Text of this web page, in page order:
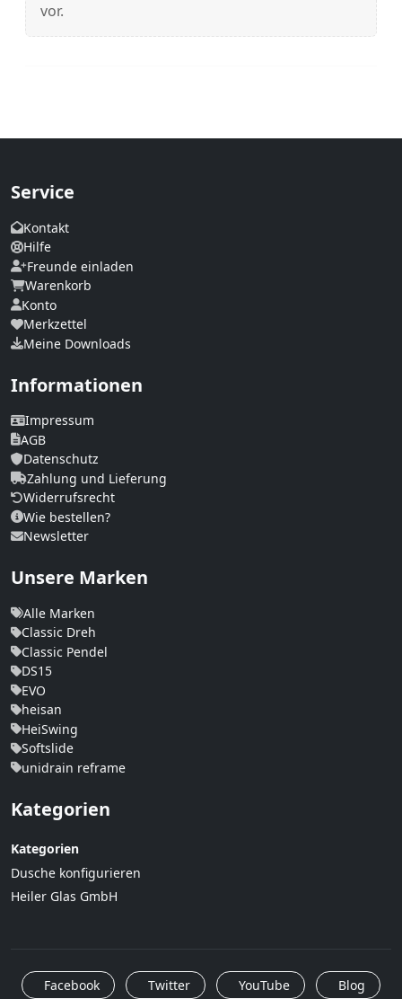
vor.
Service
Kontakt
Hilfe
Freunde einladen
Warenkorb
Konto
Merkzettel
Meine Downloads
Informationen
Impressum
AGB
Datenschutz
Zahlung und Lieferung
Widerrufsrecht
Wie bestellen?
Newsletter
Unsere Marken
Alle Marken
Classic Dreh
Classic Pendel
DS15
EVO
heisan
HeiSwing
Softslide
unidrain reframe
Kategorien
Kategorien
Dusche konfigurieren
Heiler Glas GmbH
Facebook Twitter YouTube Blog